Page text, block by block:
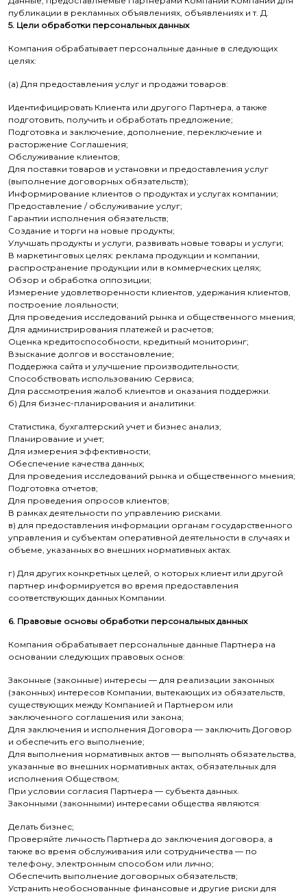
публикации в рекламных объявлениях, объявлениях и т. Д.
5. Цели обработки персональных данных
Компания обрабатывает персональные данные в следующих
целях:
(а) Для предоставления услуг и продажи товаров:
Идентифицировать Клиента или другого Партнера, а также
подготовить, получить и обработать предложение;
Подготовка и заключение, дополнение, переключение и
расторжение Соглашения;
Обслуживание клиентов;
Для поставки товаров и установки и предоставления услуг
(выполнение договорных обязательств);
Информирование клиентов о продуктах и ​​услугах компании;
Предоставление / обслуживание услуг;
Гарантии исполнения обязательств;
Создание и торги на новые продукты;
Улучшать продукты и услуги, развивать новые товары и услуги;
В маркетинговых целях: реклама продукции и компании,
распространение продукции или в коммерческих целях;
Обзор и обработка оппозиции;
Измерение удовлетворенности клиентов, удержания клиентов,
построение лояльности;
Для проведения исследований рынка и общественного мнения;
Для администрирования платежей и расчетов;
Оценка кредитоспособности, кредитный мониторинг;
Взыскание долгов и восстановление;
Поддержка сайта и улучшение производительности;
Способствовать использованию Сервиса;
Для рассмотрения жалоб клиентов и оказания поддержки.
б) Для бизнес-планирования и аналитики:
Статистика, бухгалтерский учет и бизнес анализ;
Планирование и учет;
Для измерения эффективности;
Обеспечение качества данных;
Для проведения исследований рынка и общественного мнения;
Подготовка отчетов;
Для проведения опросов клиентов;
В рамках деятельности по управлению рисками.
в) для предоставления информации органам государственного
управления и субъектам оперативной деятельности в случаях и
объеме, указанных во внешних нормативных актах.
г) Для других конкретных целей, о которых клиент или другой
партнер информируется во время предоставления
соответствующих данных Компании.
6. Правовые основы обработки персональных данных
Компания обрабатывает персональные данные Партнера на
основании следующих правовых основ:
Законные (законные) интересы — для реализации законных
(законных) интересов Компании, вытекающих из обязательств,
существующих между Компанией и Партнером или
заключенного соглашения или закона;
Для заключения и исполнения Договора — заключить Договор
и обеспечить его выполнение;
Для выполнения нормативных актов — выполнять обязательства,
указанные во внешних нормативных актах, обязательных для
исполнения Обществом;
При условии согласия Партнера — субъекта данных.
Законными (законными) интересами общества являются:
Делать бизнес;
Проверяйте личность Партнера до заключения договора, а
также во время обслуживания или сотрудничества — по
телефону, электронным способом или лично;
Обеспечить выполнение договорных обязательств;
Устранить необоснованные финансовые и другие риски для